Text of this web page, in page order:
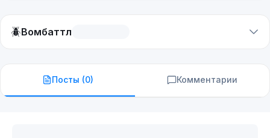
🪲Вомбаттл
Посты (0) Комментарии